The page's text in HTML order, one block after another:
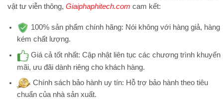
vật tư viễn thông, Giaiphaphitech.com cam kết:
100% sản phẩm chính hãng: Nói không với hàng giả, hàng
kém chất lượng.
Giá cả tốt nhất: Cập nhật liên tục các chương trình khuyến
mãi, ưu đãi dành riêng cho khách hàng.
Chính sách bảo hành uy tín: Hỗ trợ bảo hành theo tiêu
chuẩn của nhà sản xuất.